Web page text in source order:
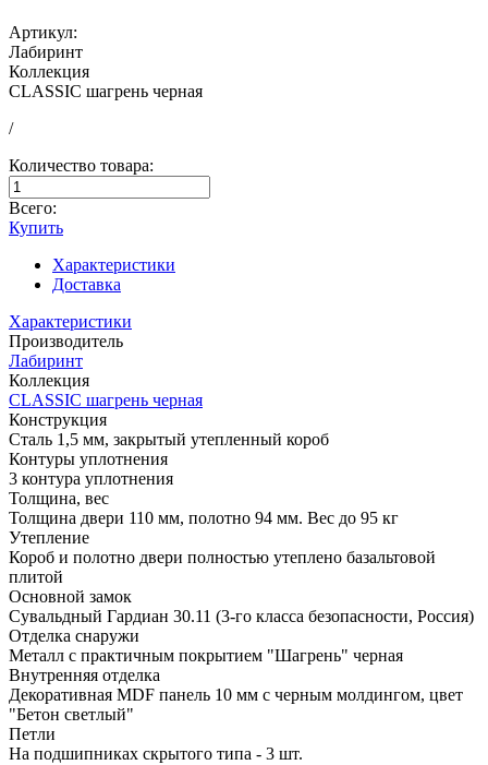
Артикул:
Лабиринт
Коллекция
CLASSIC шагрень черная
/
Количество товара:
Всего:
Купить
Характеристики
Доставка
Характеристики
Производитель
Лабиринт
Коллекция
CLASSIC шагрень черная
Конструкция
Сталь 1,5 мм, закрытый утепленный короб
Контуры уплотнения
3 контура уплотнения
Толщина, вес
Толщина двери 110 мм, полотно 94 мм. Вес до 95 кг
Утепление
Короб и полотно двери полностью утеплено базальтовой
плитой
Основной замок
Сувальдный Гардиан 30.11 (3-го класса безопасности, Россия)
Отделка снаружи
Металл с практичным покрытием "Шагрень" черная
Внутренняя отделка
Декоративная MDF панель 10 мм с черным молдингом, цвет
"Бетон светлый"
Петли
На подшипниках скрытого типа - 3 шт.